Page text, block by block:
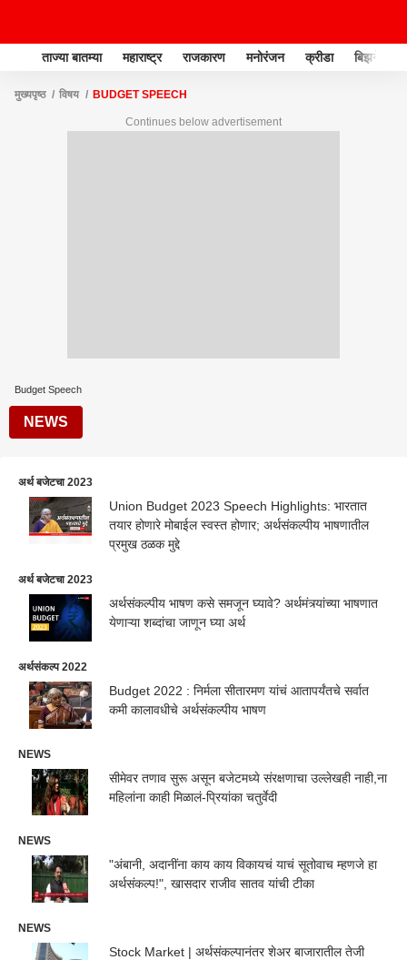
ताज्या बातम्या महाराष्ट्र राजकारण मनोरंजन क्रीडा बिझनेस
मुख्यपृष्ठ विषय BUDGET SPEECH
Continues below advertisement
Budget Speech
NEWS
अर्थ बजेटचा 2023
Union Budget 2023 Speech Highlights: भारतात
तयार होणारे मोबाईल स्वस्त होणार; अर्थसंकल्पीय भाषणातील
प्रमुख ठळक मुद्दे
अर्थ बजेटचा 2023
अर्थसंकल्पीय भाषण कसे समजून घ्यावे? अर्थमंत्र्यांच्या भाषणात
येणाऱ्या शब्दांचा जाणून घ्या अर्थ
अर्थसंकल्प 2022
Budget 2022 : निर्मला सीतारमण यांचं आतापर्यंतचे सर्वात
कमी कालावधीचे अर्थसंकल्पीय भाषण
NEWS
सीमेवर तणाव सुरू असून बजेटमध्ये संरक्षणाचा उल्लेखही नाही,ना
महिलांना काही मिळालं-प्रियांका चतुर्वेदी
NEWS
"अंबानी, अदानींना काय काय विकायचं याचं सूतोवाच म्हणजे हा
अर्थसंकल्प!", खासदार राजीव सातव यांची टीका
NEWS
Stock Market | अर्थसंकल्पानंतर शेअर बाजारातील तेजी